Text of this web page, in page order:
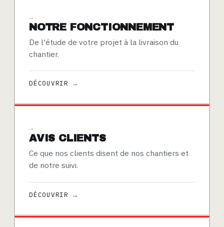
→
NOTRE FONCTIONNEMENT
De l'étude de votre projet à la livraison du
chantier.
DÉCOUVRIR →
→
AVIS CLIENTS
Ce que nos clients disent de nos chantiers et
de notre suivi.
DÉCOUVRIR →